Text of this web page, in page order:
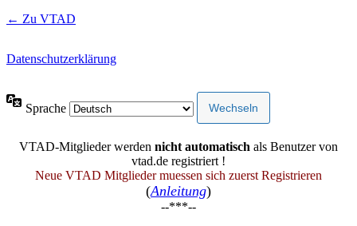
← Zu VTAD
Datenschutzerklärung
Sprache
VTAD-Mitglieder werden nicht automatisch als Benutzer von
vtad.de registriert !
Neue VTAD Mitglieder muessen sich zuerst Registrieren
(Anleitung)
--***--